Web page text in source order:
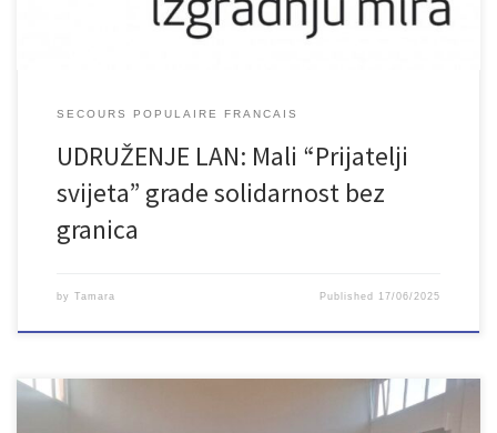
SECOURS POPULAIRE FRANCAIS
UDRUŽENJE LAN: Mali “Prijatelji
svijeta” grade solidarnost bez
granica
by Tamara Published 17/06/2025